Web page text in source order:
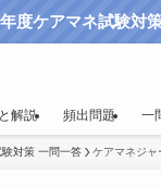
度ケアマネ試験対
解説 頻出問題 一
対策 一問一答 ケアマネジ